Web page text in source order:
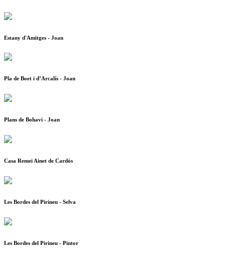
Estany d'Amitges - Joan
Pla de Boet i d’Arcalís - Joan
Plans de Bohavi - Joan
Casa Remei Ainet de Cardós
Les Bordes del Pirineu - Selva
Les Bordes del Pirineu - Pintor